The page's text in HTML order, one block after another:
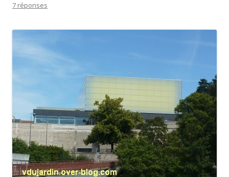
7 réponses